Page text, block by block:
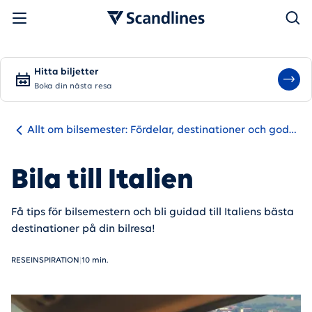
Sök
Hitta biljetter
Boka din nästa resa
Allt om bilsemester: Fördelar, destinationer och goda
Bila till Italien
Få tips för bilsemestern och bli guidad till Italiens bästa
destinationer på din bilresa!
RESEINSPIRATION 10 min.